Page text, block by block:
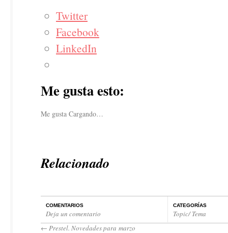
Twitter
Facebook
LinkedIn
Me gusta esto:
Me gusta Cargando…
Relacionado
COMENTARIOS
Deja un comentario
CATEGORÍAS
Topic/ Tema
← Prestel. Novedades para marzo